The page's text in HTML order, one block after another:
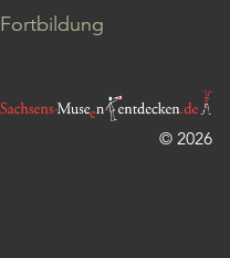
Fortbildung
© 2026